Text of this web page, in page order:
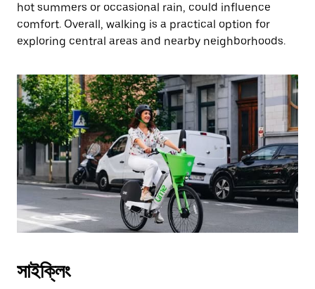
hot summers or occasional rain, could influence
comfort. Overall, walking is a practical option for
exploring central areas and nearby neighborhoods.
সাইক্লিং